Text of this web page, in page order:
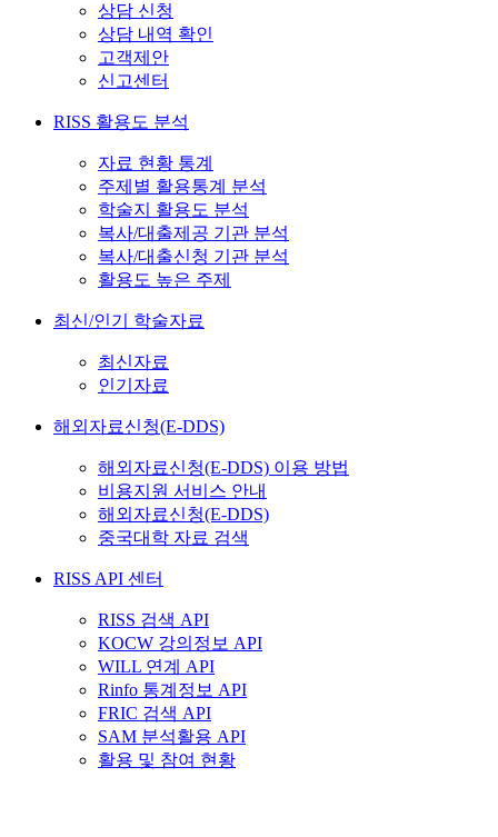
상담 신청
상담 내역 확인
고객제안
신고센터
RISS 활용도 분석
자료 현황 통계
주제별 활용통계 분석
학술지 활용도 분석
복사/대출제공 기관 분석
복사/대출신청 기관 분석
활용도 높은 주제
최신/인기 학술자료
최신자료
인기자료
해외자료신청(E-DDS)
해외자료신청(E-DDS) 이용 방법
비용지원 서비스 안내
해외자료신청(E-DDS)
중국대학 자료 검색
RISS API 센터
RISS 검색 API
KOCW 강의정보 API
WILL 연계 API
Rinfo 통계정보 API
FRIC 검색 API
SAM 분석활용 API
활용 및 참여 현황